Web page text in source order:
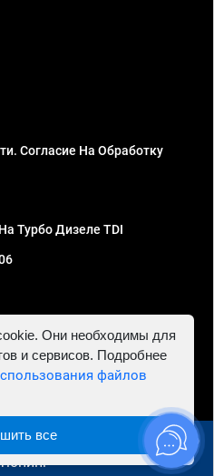
Согласие На Обработку
Турбо Дизеле TDI
ИНН 781302555843,
Брянске - Автосервис "Евро
Они необходимы для
и сервисов. Подробнее
файлов
все